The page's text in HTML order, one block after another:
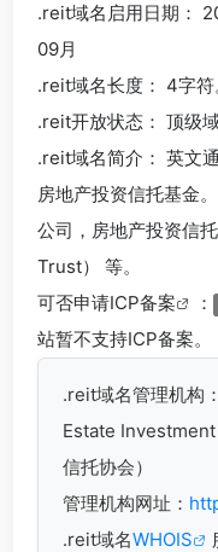
.reit域名 启用日期：
09月
.reit域名长度： 4字符
.reit开放状态： 顶级
.reit域名简介： 英文
房地产投资信托基金
公司，房地产投资信
Trust） 等。
可否申请ICP备案 ：
站暂不支持ICP备案。
.reit域名管理机构
Estate
信托协会）
管理机构网址：
.reit域名WHOIS